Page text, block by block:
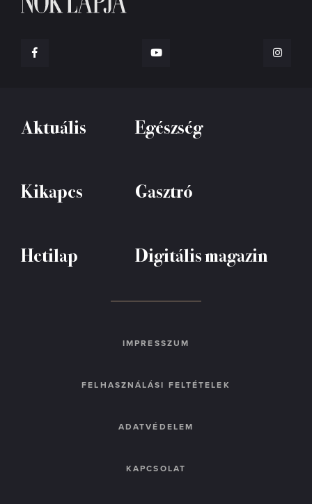
Aktuális Egészség
Kikapcs Gasztró
Hetilap Digitális magazin
IMPRESSZUM
FELHASZNÁLÁSI FELTÉTELEK
ADATVÉDELEM
KAPCSOLAT